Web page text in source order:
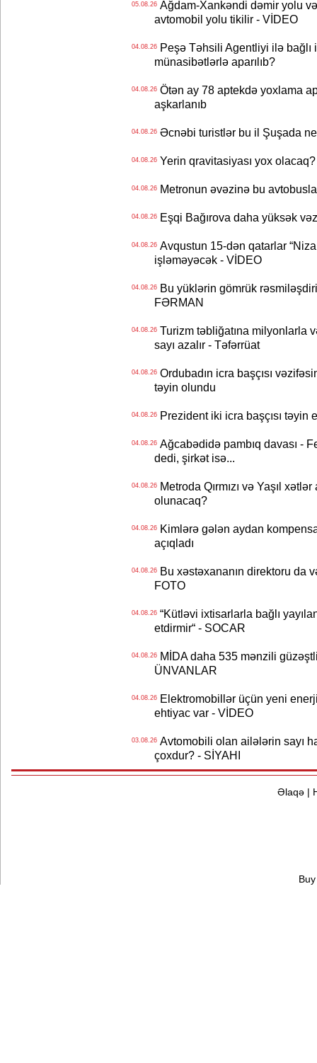
05.08.26Ağdam-Xankəndi dəmir yolu
avtomobil yolu tikilir - VİDEO
04.08.26Peşə Təhsili Agentliyi ilə bağlı
münasibətlərlə aparılıb?
04.08.26Ötən ay 78 aptekdə yoxlama
aşkarlanıb
04.08.26Əcnəbi turistlər bu il Şuşada
04.08.26Yerin qravitasiyası yox
04.08.26Metronun əvəzinə bu
04.08.26Eşqi Bağırova daha yüksək
04.08.26Avqustun 15-dən qatarlar
işləməyəcək - VİDEO
04.08.26Bu yüklərin gömrük
FƏRMAN
04.08.26Turizm təbliğatına milyonlarla
sayı azalır - Təfərrüat
04.08.26Ordubadın icra başçısı
təyin olundu
04.08.26Prezident iki icra başçısı təyin
04.08.26Ağcabədidə pambıq davası -
dedi, şirkət isə...
04.08.26Metroda Qırmızı və Yaşıl
olunacaq?
04.08.26Kimlərə gələn aydan
açıqladı
04.08.26Bu xəstəxananın direktoru da
FOTO
04.08.26“Kütləvi ixtisarlarla bağlı
etdirmir“ - SOCAR
04.08.26MİDA daha 535 mənzili güzəştli
ÜNVANLAR
04.08.26Elektromobillər üçün yeni
ehtiyac var - VİDEO
03.08.26Avtomobili olan ailələrin sayı
çoxdur? - SİYAHI
Əlaqə|